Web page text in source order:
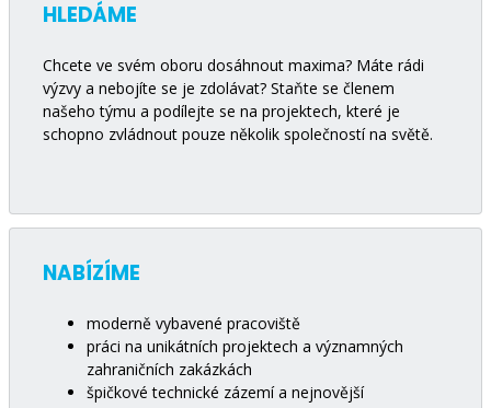
HLEDÁME
Chcete ve svém oboru dosáhnout maxima? Máte rádi
výzvy a nebojíte se je zdolávat? Staňte se členem
našeho týmu a podílejte se na projektech, které je
schopno zvládnout pouze několik společností na světě.
NABÍZÍME
moderně vybavené pracoviště
práci na unikátních projektech a významných
zahraničních zakázkách
špičkové technické zázemí a nejnovější